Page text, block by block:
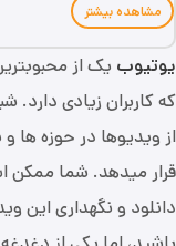
مشاهده بیشتر
یوتیوب یک از
که کاربران زیادی
از ویدیوها در حوزه ها
قرار میدهد. شما ممکن
دانلود و نگهداری این